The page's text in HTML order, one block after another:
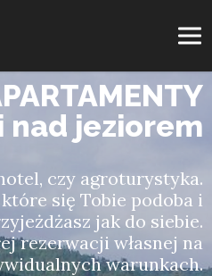
nad jeziorem
czy agroturystyka.
się Tobie podoba i
jak do siebie.
rezerwacji własnej na
warunkach.